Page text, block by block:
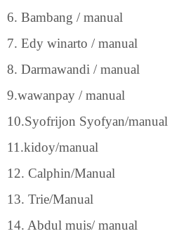
6. Bambang / manual
7. Edy winarto / manual
8. Darmawandi / manual
9.wawanpay / manual
10.Syofrijon Syofyan/manual
11.kidoy/manual
12. Calphin/Manual
13. Trie/Manual
14. Abdul muis/ manual